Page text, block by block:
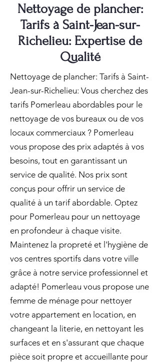
Nettoyage de plancher:
Tarifs à Saint-Jean-sur-
Richelieu: Expertise de
Qualité
Nettoyage de plancher: Tarifs à Saint-
Jean-sur-Richelieu: Vous cherchez des
tarifs Pomerleau abordables pour le
nettoyage de vos bureaux ou de vos
locaux commerciaux ? Pomerleau
vous propose des prix adaptés à vos
besoins, tout en garantissant un
service de qualité. Nos prix sont
conçus pour offrir un service de
qualité à un tarif abordable. Optez
pour Pomerleau pour un nettoyage
en profondeur à chaque visite.
Maintenez la propreté et l'hygiène de
vos centres sportifs dans votre ville
grâce à notre service professionnel et
adapté! Pomerleau vous propose une
femme de ménage pour nettoyer
votre appartement en location, en
changeant la literie, en nettoyant les
surfaces et en s'assurant que chaque
pièce soit propre et accueillante pour